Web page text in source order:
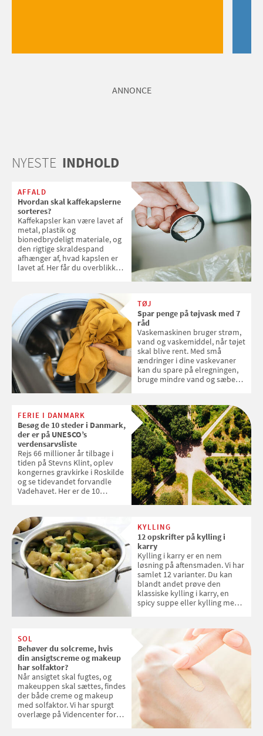
ANNONCE
NYESTE INDHOLD
AFFALD
Hvordan skal kaffekapslerne
sorteres?
Kaffekapsler kan være lavet af
metal, plastik og
bionedbrydeligt materiale, og
den rigtige skraldespand
afhænger af, hvad kapslen er
lavet af. Her får du overblikket
TØJ
Spar penge på tøjvask med 7
råd
Vaskemaskinen bruger strøm,
vand og vaskemiddel, når tøjet
skal blive rent. Med små
ændringer i dine vaskevaner
kan du spare på elregningen,
bruge mindre vand og sæbe
enkle råd til at spare penge på
tøjvasken
FERIE I DANMARK
Besøg de 10 steder i Danmark,
der er på UNESCO’s
verdensarvsliste
Rejs 66 millioner år tilbage i
tiden på Stevns Klint, oplev
kongernes gravkirke i Roskilde
og se tidevandet forvandle
Vadehavet. Her er de 10
KYLLING
12 opskrifter på kylling i
karry
Kylling i karry er en nem
løsning på aftensmaden. Vi har
samlet 12 varianter. Du kan
blandt andet prøve den
klassiske kylling i karry, en
spicy suppe eller kylling med
SOL
Behøver du solcreme, hvis
din ansigtscreme og makeup
har solfaktor?
Når ansigtet skal fugtes, og
makeuppen skal sættes, findes
der både creme og makeup
med solfaktor. Vi har spurgt
overlæge på Videncenter for